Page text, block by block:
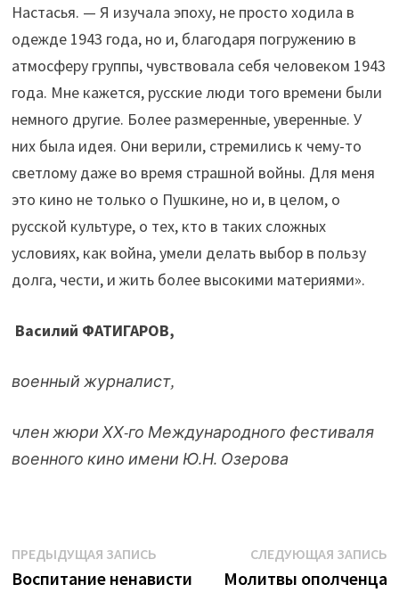
Настасья. — Я изучала эпоху, не просто ходила в
одежде 1943 года, но и, благодаря погружению в
атмосферу группы, чувствовала себя человеком 1943
года. Мне кажется, русские люди того времени были
немного другие. Более размеренные, уверенные. У
них была идея. Они верили, стремились к чему-то
светлому даже во время страшной войны. Для меня
это кино не только о Пушкине, но и, в целом, о
русской культуре, о тех, кто в таких сложных
условиях, как война, умели делать выбор в пользу
долга, чести, и жить более высокими материями».
Василий ФАТИГАРОВ,
военный журналист,
член жюри ХХ-го Международного фестиваля
военного кино имени Ю.Н. Озерова
Навигация
по
ПРЕДЫДУЩАЯ ЗАПИСЬПредыдущая
запись:
Воспитание ненависти
СЛЕДУЮЩАЯ ЗАПИСЬ
Молитвы ополченца